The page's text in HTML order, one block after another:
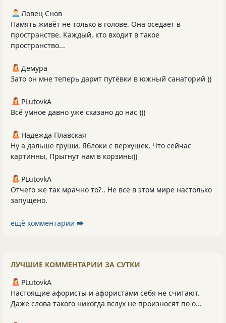
Ловец Снов
Память живёт не только в голове. Она оседает в
пространстве. Каждый, кто входит в такое
пространство...
Демура
Зато он мне теперь дарит путёвки в южный санаторий ))
PLutоvkА
Всё умное давно уже сказано до нас )))
Надежда Плавская
Ну а дальше груши, Яблоки с верхушек, Что сейчас
картинны, Прыгнут нам в корзины))
PLutоvkА
Отчего же так мрачно то?.. Не всё в этом мире настолько
запущено.
ещё комментарии ⮕
ЛУЧШИЕ КОММЕНТАРИИ ЗА СУТКИ
PLutоvkА
Настоящие афористы и афористами себя не считают.
Даже слова такого никогда вслух не произносят по о...